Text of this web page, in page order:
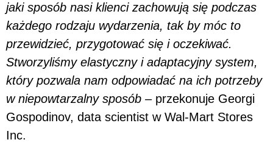
jaki sposób nasi klienci zachowują się podczas
każdego rodzaju wydarzenia, tak by móc to
przewidzieć, przygotować się i oczekiwać.
Stworzyliśmy elastyczny i adaptacyjny system,
który pozwala nam odpowiadać na ich potrzeby
w niepowtarzalny sposób –przekonuje Georgi
Gospodinov, data scientist w Wal-Mart Stores
Inc.